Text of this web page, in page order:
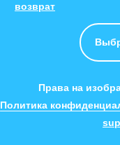
Права на
Политика
возврат